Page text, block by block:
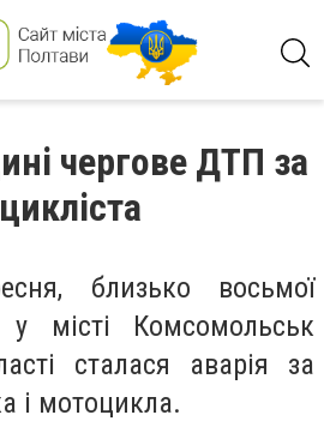
чергове ДТП за
близько восьмої
місті Комсомольськ
сталася аварія за
і мотоцикла.